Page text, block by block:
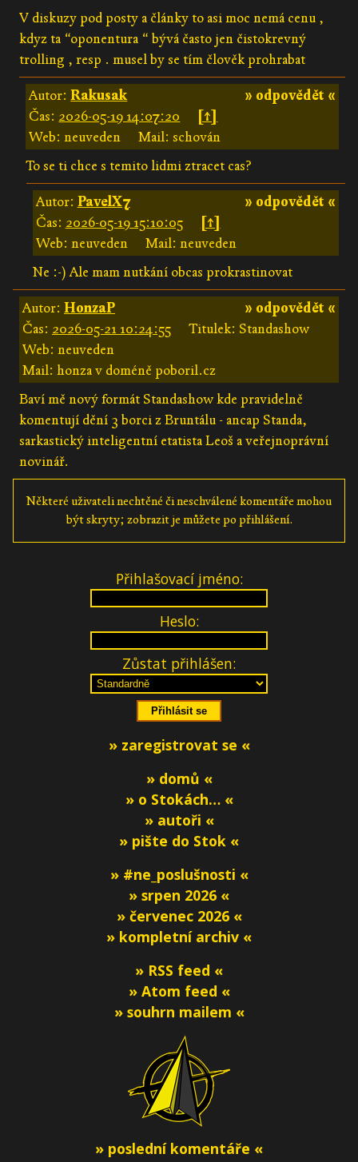
V diskuzy pod posty a články to asi moc nemá cenu ,
kdyz ta “oponentura “ bývá často jen čistokrevný
trolling , resp . musel by se tím člověk prohrabat
» odpovědět «
Autor:Rakusak
Čas: 2026-05-19 14:07:20
[↑]
Web: neuveden
Mail: schován
To se ti chce s temito lidmi ztracet cas?
» odpovědět «
Autor: PavelX7
Čas: 2026-05-19 15:10:05
[↑]
Web: neuveden
Mail: neuveden
Ne :-) Ale mam nutkání obcas prokrastinovat
» odpovědět «
Autor: HonzaP
Čas: 2026-05-21 10:24:55
Titulek: Standashow
Web: neuveden
Mail: honza v doméně poboril.cz
Baví mě nový formát Standashow kde pravidelně
komentují dění 3 borci z Bruntálu - ancap Standa,
sarkastický inteligentní etatista Leoš a veřejnoprávní
novinář.
Některé uživateli nechtěné či neschválené komentáře mohou
být skryty; zobrazit je můžete po přihlášení.
Přihlašovací jméno:
Heslo:
Zůstat přihlášen:
» zaregistrovat se «
» domů «
» o Stokách… «
» autoři «
» pište do Stok «
» #ne_poslušnosti «
» srpen 2026 «
» červenec 2026 «
» kompletní archiv «
» RSS feed «
» Atom feed «
» souhrn mailem «
» poslední komentáře «